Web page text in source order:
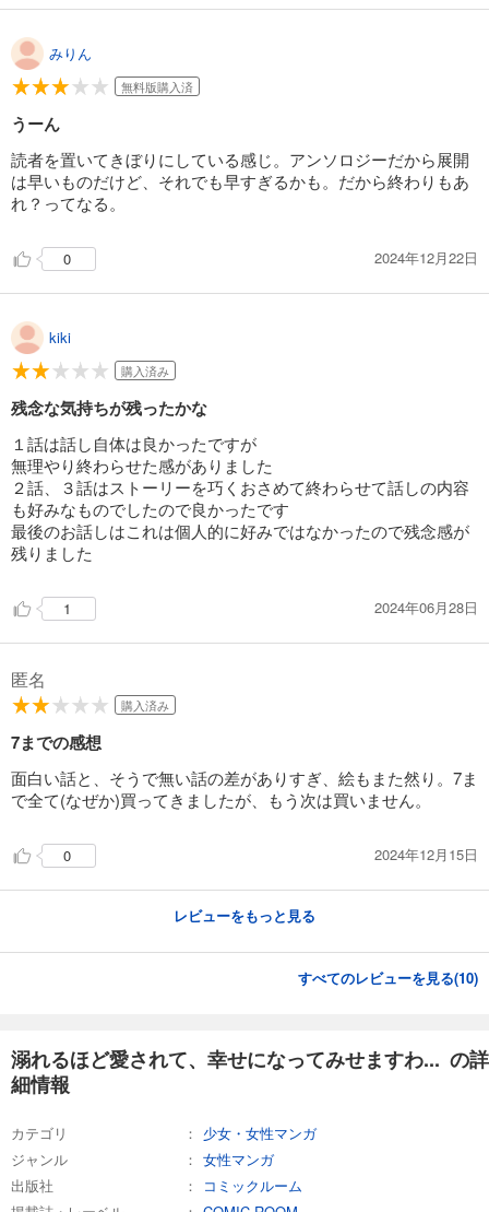
試し読み
試し読み
あらすじを表示する
試し読み
試し読み
溺れるほど愛されて、幸せになってみせますわ！アンソロジーコミック 25巻
792円 (税込)
792円 (税込)
カート
あらすじを表示する
みりん
無料版購入済
うーん
読者を置いてきぼりにしている感じ。アンソロジーだから展開
は早いものだけど、それでも早すぎるかも。だから終わりもあ
れ？ってなる。
0 2024年12月22日
kiki
購入済み
残念な気持ちが残ったかな
１話は話し自体は良かったですが
無理やり終わらせた感がありました
２話、３話はストーリーを巧くおさめて終わらせて話しの内容
も好みなものでしたので良かったです
最後のお話しはこれは個人的に好みではなかったので残念感が
残りました
1 2024年06月28日
匿名
購入済み
7までの感想
面白い話と、そうで無い話の差がありすぎ、絵もまた然り。7ま
で全て(なぜか)買ってきましたが、もう次は買いません。
0 2024年12月15日
レビューをもっと見る
すべてのレビューを見る(10)
溺れるほど愛されて、幸せになってみせますわ... の詳
細情報
カテゴリ
少女・女性マンガ
ジャンル
女性マンガ
出版社
コミックルーム